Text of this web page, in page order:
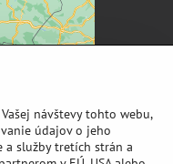
návštevy tohto webu,
údajov o jeho
a služby tretích strán a